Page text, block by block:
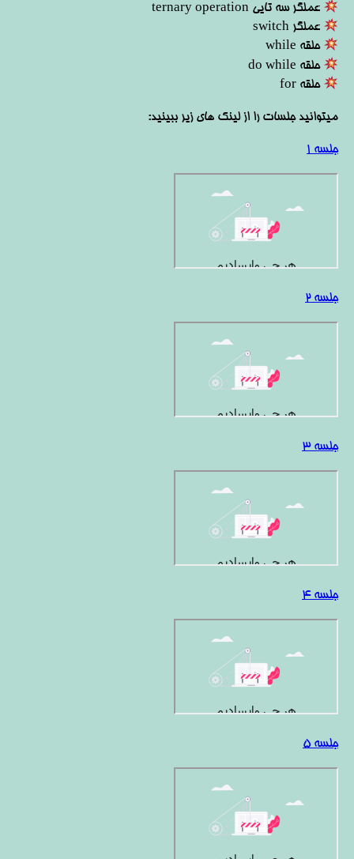
عملگر سه تایی ternary operation
عملگر switch
حلقه while
حلقه do while
حلقه for
میتوانید جلسات را از لینک های زیر ببینید:
جلسه 1
جلسه 2
جلسه 3
جلسه 4
جلسه 5